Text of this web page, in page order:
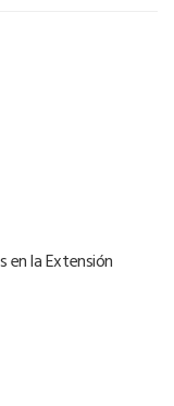
en la Extensión